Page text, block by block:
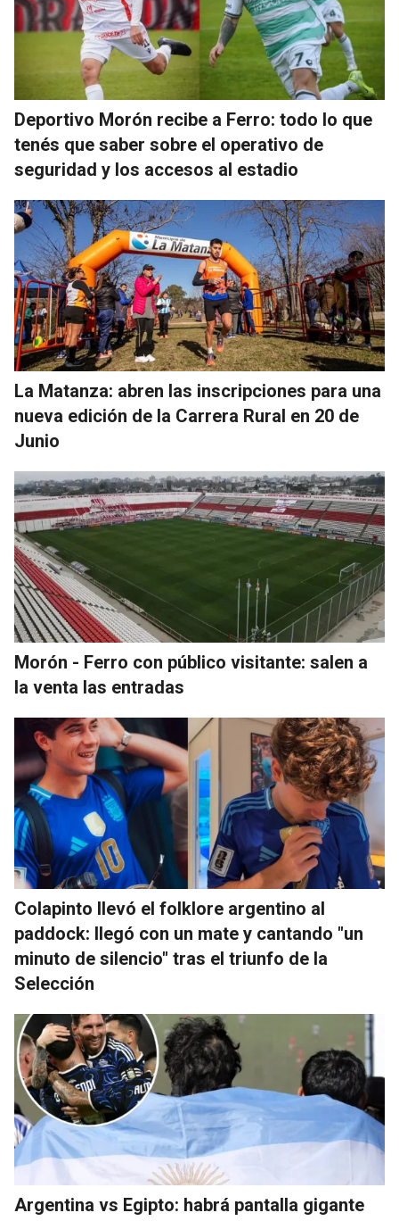
Deportivo Morón recibe a Ferro: todo lo que
tenés que saber sobre el operativo de
seguridad y los accesos al estadio
La Matanza: abren las inscripciones para una
nueva edición de la Carrera Rural en 20 de
Junio
Morón - Ferro con público visitante: salen a
la venta las entradas
Colapinto llevó el folklore argentino al
paddock: llegó con un mate y cantando "un
minuto de silencio" tras el triunfo de la
Selección
Argentina vs Egipto: habrá pantalla gigante